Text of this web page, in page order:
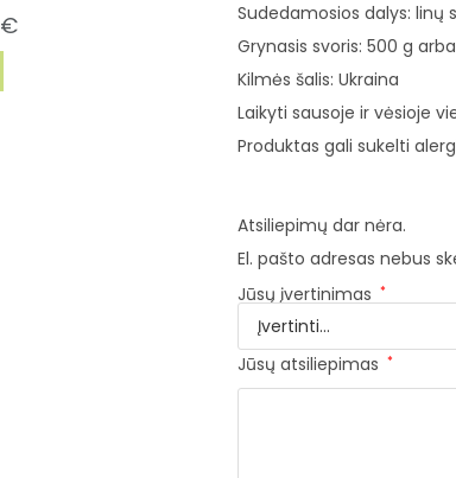
€
Sudedamosios dalys: linų
Grynasis svoris: 500 g arba
Kilmės šalis: Ukraina
Laikyti sausoje ir vėsioje
Produktas gali sukelti
Atsiliepimų dar nėra.
El. pašto adresas nebus
Jūsų įvertinimas *
Jūsų atsiliepimas *